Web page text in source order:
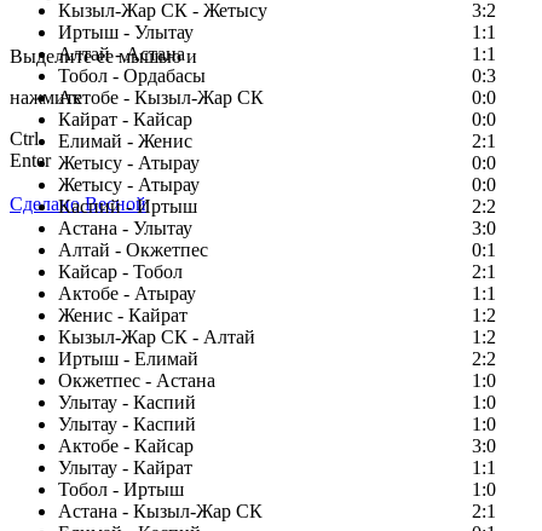
Кызыл-Жар СК - Жетысу
3:2
Иртыш - Улытау
1:1
Алтай - Астана
1:1
Тобол - Ордабасы
0:3
Актобе - Кызыл-Жар СК
0:0
Кайрат - Кайсар
0:0
Елимай - Женис
2:1
Жетысу - Атырау
0:0
Жетысу - Атырау
0:0
Каспий - Иртыш
2:2
Астана - Улытау
3:0
Алтай - Окжетпес
0:1
Кайсар - Тобол
2:1
Актобе - Атырау
1:1
Женис - Кайрат
1:2
Кызыл-Жар СК - Алтай
1:2
Иртыш - Елимай
2:2
Окжетпес - Астана
1:0
Улытау - Каспий
1:0
Улытау - Каспий
1:0
Актобе - Кайсар
3:0
Улытау - Кайрат
1:1
Тобол - Иртыш
1:0
Астана - Кызыл-Жар СК
2:1
Заметили ошибку в тексте?
Выделите ее мышью и
нажмите
Ctrl
Enter
Сделано Весной